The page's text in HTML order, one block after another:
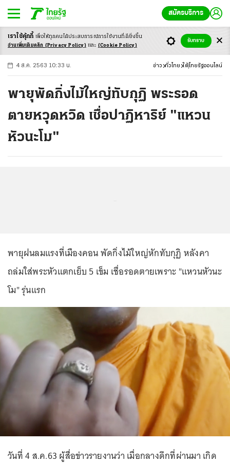
สมัครบริการ
-ก ก ก+
4 ส.ค. 2563 10:33 น. ข่าว ทั่วไทย ใต้ ไทยรัฐออนไลน์
พายุพัดกิ่งไม้ใหญ่ทับกุฏิ พระรอด
ตายหวุดหวิด เชื่อปาฏิหาริย์ "แหวน
หัวนะโม"
พายุฝนลมแรงที่เมืองคอน พัดกิ่งไม้ใหญ่หักทับกุฏิ หลังคา
ถล่มใส่พระหัวแตกเย็บ 5 เข็ม เชื่อรอดตายเพราะ "แหวนหัวนะ
โม" รุ่นแรก
วันที่ 4 ส.ค.63 ผู้สื่อข่าวรายงานว่า เมื่อกลางดึกที่ผ่านมา เกิด
เราใช้คุ้กกี้ เพื่อให้ทุกคนได้ประสบการณ์การใช้งานที่ดียิ่งขึ้น
อ่านเพิ่มเติมคลิก (Privacy Policy) และ (Cookie Policy)
รับทราบ